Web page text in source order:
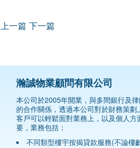
上一篇 下一篇
瀚誠物業顧問有限公司
本公司於2005年開業，與多間銀行及
的合作關係，透過本公司對於財務策劃
客戶可以輕鬆面對業務上，以及個人方
要，業務包括：
不同類型樓宇按揭貸款服務(不論樓